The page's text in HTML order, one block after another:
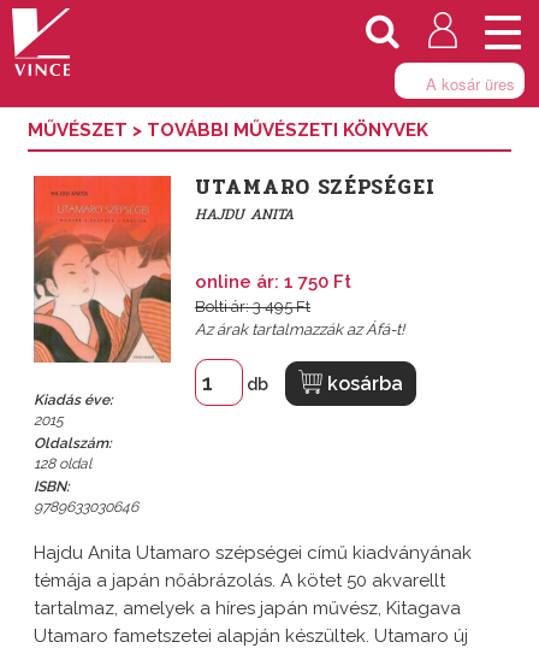
A kosár üres
MŰVÉSZET > TOVÁBBI MŰVÉSZETI KÖNYVEK
Kiadás éve:
2015
Oldalszám:
128 oldal
ISBN:
9789633030646
UTAMARO SZÉPSÉGEI
HAJDU ANITA
online ár: 1 750 Ft
Bolti ár: 3 495 Ft
Az árak tartalmazzák az Áfá-t!
db kosárba
Hajdu Anita Utamaro szépségei című kiadványának
témája a japán nőábrázolás. A kötet 50 akvarellt
tartalmaz, amelyek a híres japán művész, Kitagava
Utamaro fametszetei alapján készültek. Utamaro új